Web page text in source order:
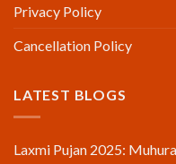
Privacy Policy
Cancellation Policy
LATEST BLOGS
Laxmi Pujan 2025: